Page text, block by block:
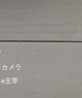
メラ
主宰